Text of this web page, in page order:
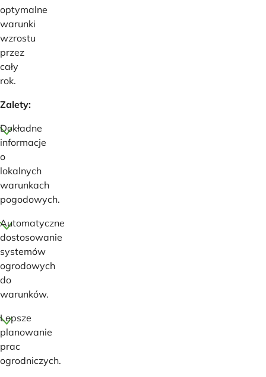
optymalne
warunki
wzrostu
przez
cały
rok.
Zalety:
Dokładne
informacje
o
lokalnych
warunkach
pogodowych.
Automatyczne
dostosowanie
systemów
ogrodowych
do
warunków.
Lepsze
planowanie
prac
ogrodniczych.